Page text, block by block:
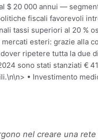
$ 20 000 annui —
fiscali favorevoli
tassi superiori al 20 %
esteri: grazie alla
ripetere tutta la due
sono stati stanziati €
• Investimento
nel creare una